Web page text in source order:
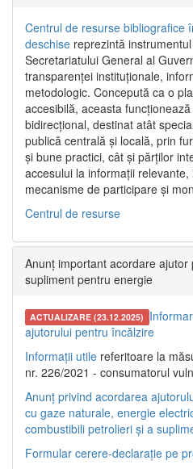
Centrul de resurse bibliografice
deschise reprezintă
Secretariatului General al
transparenței instituționale,
metodologic. Concepută ca o
accesibilă, aceasta
bidirecțional, destinat atât
publică centrală și locală, prin
și bune practici, cât și părților
accesului la informații
mecanisme de participare și
Centrul de resurse
Anunț important acordare
supliment pentru energie
ACTUALIZARE (23.12.2025)
ajutorului pentru încălzire
Informații utile referitoare la
nr. 226/2021 - consumatorul
Anunț privind acordarea
cu gaze naturale, energie
combustibili petrolieri și a
Formular cerere-declarație pe